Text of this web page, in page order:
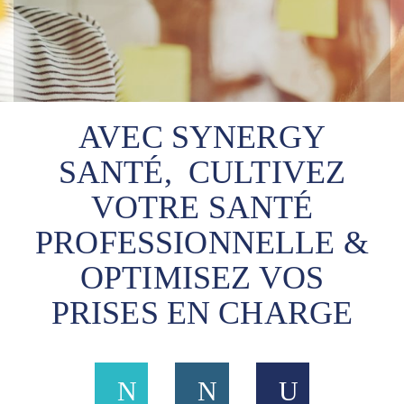
AVEC SYNERGY
SANTÉ, CULTIVEZ
VOTRE SANTÉ
PROFESSIONNELLE &
OPTIMISEZ VOS
PRISES EN CHARGE
N
N
U